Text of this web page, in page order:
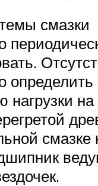
смазки
определить
нагрузки на
смазке